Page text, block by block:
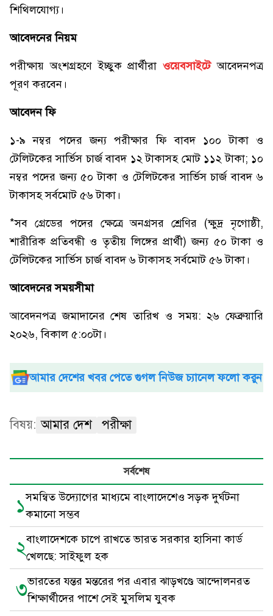
শিথিলযোগ্য।
আবেদনের নিয়ম
পরীক্ষায় অংশগ্রহণে ইচ্ছুক প্রার্থীরাওয়েবসাইটেআবেদনপত্র
পূরণ করবেন।
আবেদন ফি
১-৯ নম্বর পদের জন্য পরীক্ষার ফি বাবদ ১০০ টাকা ও
টেলিটকের সার্ভিস চার্জ বাবদ ১২ টাকাসহ মোট ১১২ টাকা; ১০
নম্বর পদের জন্য ৫০ টাকা ও টেলিটকের সার্ভিস চার্জ বাবদ ৬
টাকাসহ সর্বমোট ৫৬ টাকা।
*সব গ্রেডের পদের ক্ষেত্রে অনগ্রসর শ্রেণির (ক্ষুদ্র নৃগোষ্ঠী,
শারীরিক প্রতিবন্ধী ও তৃতীয় লিঙ্গের প্রার্থী) জন্য ৫০ টাকা ও
টেলিটকের সার্ভিস চার্জ বাবদ ৬ টাকাসহ সর্বমোট ৫৬ টাকা।
আবেদনের সময়সীমা
আবেদনপত্র জমাদানের শেষ তারিখ ও সময়: ২৬ ফেব্রুয়ারি
২০২৬, বিকাল ৫:০০টা।
আমার দেশের খবর পেতে গুগল নিউজ চ্যানেল ফলো করুন
বিষয়: আমার দেশ পরীক্ষা
সর্বশেষ
১সমন্বিত উদ্যোগের মাধ্যমে বাংলাদেশেও সড়ক দুর্ঘটনা
কমানো সম্ভব
২বাংলাদেশকে চাপে রাখতে ভারত সরকার হাসিনা কার্ড
খেলছে: সাইফুল হক
৩ভারতের যন্তর মন্তরের পর এবার ঝাড়খণ্ডে আন্দোলনরত
শিক্ষার্থীদের পাশে সেই মুসলিম যুবক